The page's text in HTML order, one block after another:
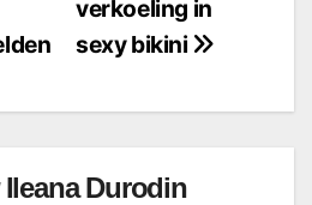
verkoeling in
sexy bikini
Ileana Durodin